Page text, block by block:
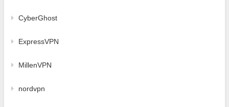
CyberGhost
ExpressVPN
MillenVPN
nordvpn